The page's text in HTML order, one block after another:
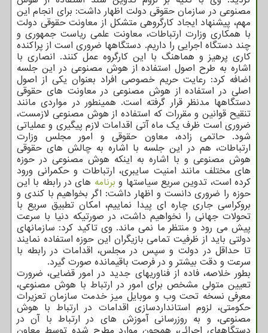
مصنوعی در سازمان حقوقی دولت اظهار داشت: برای انجام این
مهم، پیشنهاد ایجاد کارگروهی متشکل از معاونت حقوقی دولت
با همکاری وزارت ارتباطات، معاونت علمی ریاست جمهوری و
چند دستگاه اجرایی را داریم. دستگاهها ضروری است از پراکنده
کاری پرهیز و هماهنگ با این کارگروه عمل کنند. انصاری با
اشاره به طرح اصول استفاده از هوش مصنوعی در این جلسه
اضافه کرد: رعایت حریم خصوصی افراد بعنوان یکی از اصول
اصلی در استفاده از هوش مصنوعی در معاونت های حقوقی
دستگاهها مدنظر قرار گرفته است. همینطور در مواردی مانند
تنقیح قوانین و مقررات که استفاده از هوش مصنوعی لازمست،
ضروری است ظرف یک ماه آتی اقدامات لازم پیگیری و عملیاتی
شود. حاتمی زاده، معاون حقوقی و امور مجلس وزارت
ارتباطات، هم در این جلسه با اشاره به چالش های حقوقی
هوش مصنوعی و با اشاره به اینکه هوش مصنوعی در حوزه
های مختلف مانند امنیت سایبری، ارتباطات و حکمرانی ورود
کرده است، تدوین سریع سیاستها و برنامه های در رابطه با این
حوزه را ضروری دانست و اظهار داشت: اگر بخواهیم با کندی و
بروکراسی جاری چاره ای پیدا نماییم، امکان تطبیق سریع با
تحولات جهانی را نخواهیم داشت، در صورتیکه دنیا با سرعت
پیش می رود و منتظر ما نمی ماند. وی تاکید کرد: سازمانهای
دولتی باید از ظرفیت تمامی بازیگران این حوزه استفاده نمایند
تا حداقل در دولت و سپس در مجلس، اقدامات در رابطه با
سرعت و دقت بیشتر و در فرصت باقیمانده صورت گیرد.
بطور خلاصه، فاده از فناوریهای جدید در امور قضایی، ضرورت
تعیین متولی مشخص برای امور در ارتباط با هوش مصنوعی،
معرفی نسخه تحت وب و موبایل میز خدمت سازمان تعزیرات
حکومتی، لزوم استانداردسازی اقدامات در ارتباط با هوش
مصنوعی، و به روزرسانی آموزش های در ارتباط با آن در